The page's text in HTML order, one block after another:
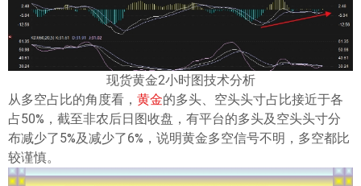
现货黄金2小时图技术分析
从多空占比的角度看， 黄金的多头、空头头寸占比接近于各
占50%，截至非农后日图收盘，有平台的多头及空头头寸分
布减少了5%及减少了6%，说明黄金多空信号不明，多空都比
较谨慎。